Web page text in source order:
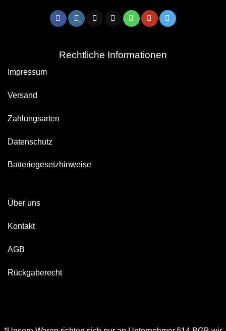
Rechtliche Informationen
Impressum
Versand
Zahlungsarten
Datenschutz
Batteriegesetzhinweise
Über uns
Kontakt
AGB
Rückgaberecht